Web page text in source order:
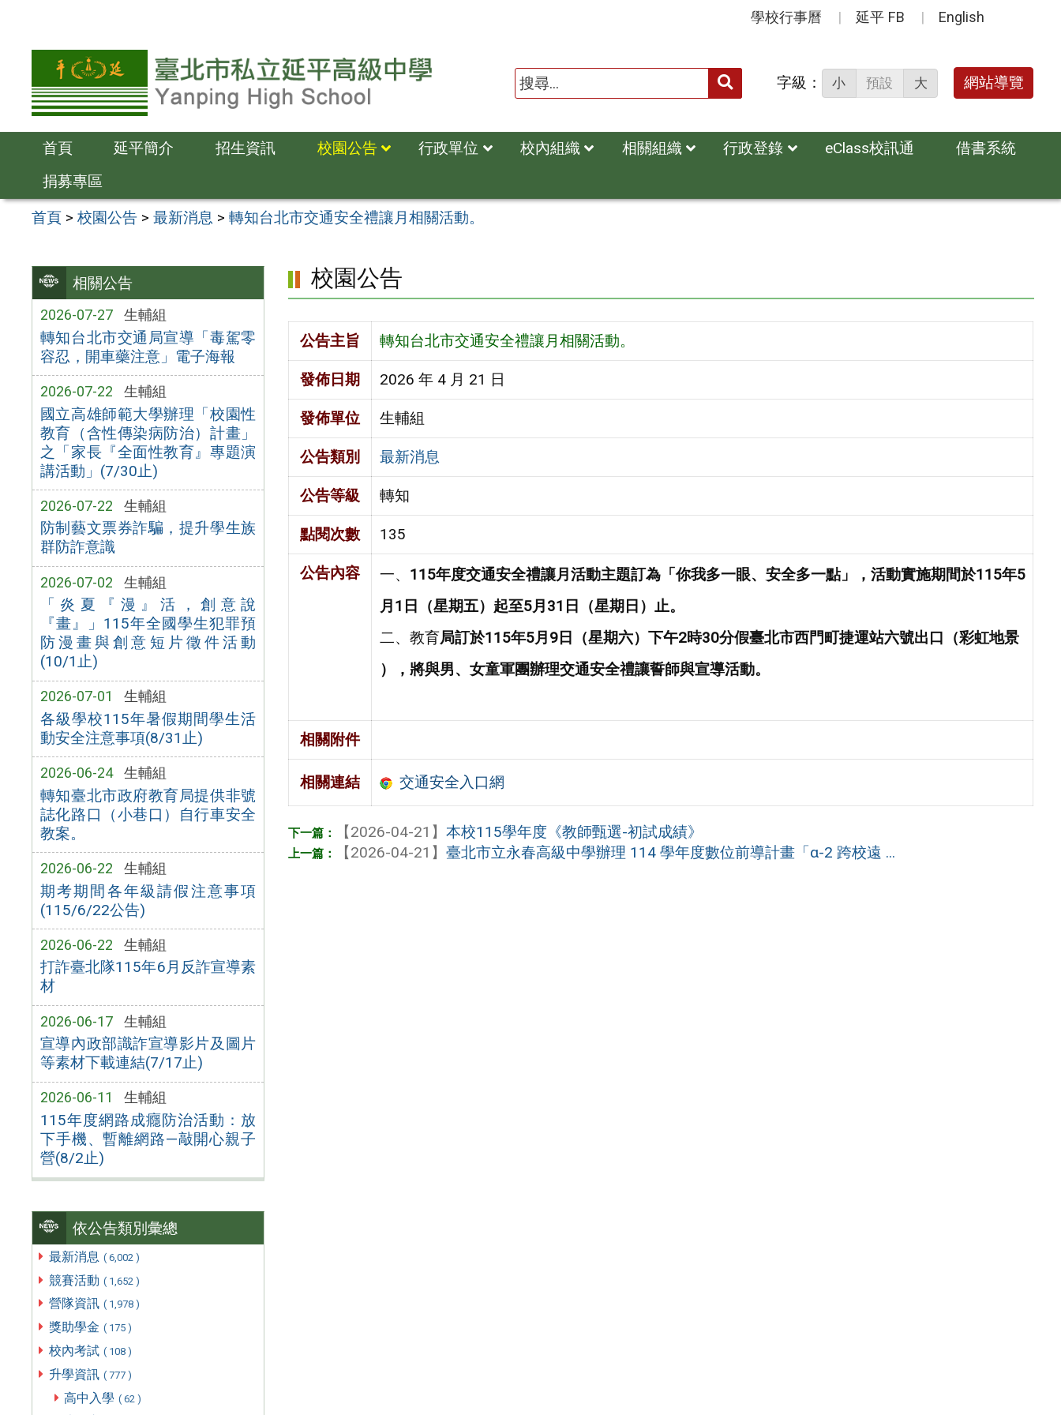
容
學校行事曆 延平 FB English
送出 字級： 小 預設 大 網站導覽
首頁 延平簡介 招生資訊 校園公告 行政單位 校內組織 相關組織 行政登錄 eClass校訊通
借書系統
捐募專區
首頁 >校園公告 >最新消息 >轉知台北市交通安全禮讓月相關活動。
相關公告
2026-07-27 生輔組
轉知台北市交通局宣導「毒駕零
容忍，開車藥注意」電子海報
2026-07-22 生輔組
國立高雄師範大學辦理「校園性
教育（含性傳染病防治）計畫」
之「家長『全面性教育』專題演
講活動」(7/30止)
2026-07-22 生輔組
防制藝文票券詐騙，提升學生族
群防詐意識
2026-07-02 生輔組
「炎夏『漫』活，創意說
『畫』」115年全國學生犯罪預
防漫畫與創意短片徵件活動
(10/1止)
2026-07-01 生輔組
各級學校115年暑假期間學生活
動安全注意事項(8/31止)
2026-06-24 生輔組
轉知臺北市政府教育局提供非號
誌化路口（小巷口）自行車安全
教案。
2026-06-22 生輔組
期考期間各年級請假注意事項
(115/6/22公告)
2026-06-22 生輔組
打詐臺北隊115年6月反詐宣導素
材
2026-06-17 生輔組
宣導內政部識詐宣導影片及圖片
等素材下載連結(7/17止)
2026-06-11 生輔組
115年度網路成癮防治活動：放
下手機、暫離網路—敲開心親子
營(8/2止)
依公告類別彙總
最新消息 ( 6,002 )
競賽活動 ( 1,652 )
營隊資訊 ( 1,978 )
獎助學金 ( 175 )
校內考試 ( 108 )
升學資訊 ( 777 )
高中入學 ( 62 )
校園公告
公告主旨 轉知台北市交通安全禮讓月相關活動。
發佈日期 2026 年 4 月 21 日
發佈單位 生輔組
公告類別 最新消息
公告等級 轉知
點閱次數 135
公告內容 一、 115年度交通安全禮讓月 活動主題訂為「你我多一眼、 安全多一點」 ， 活動實施期 間於115年5
月 1 日 （星期五） 起至5月 31 日 （星期 日 ） 止。
二、教育局訂於115年5月 9日 （星期六） 下午2時30分假臺北市西門町捷運站六號出口 （彩虹地景
）
， 將與男、 女童軍團辦理交通安全禮讓誓師與宣導活動。
相關附件
相關連結 交通安全入口網
【2026-04-21】本校115學年度《教師甄選-初試成績》
【2026-04-21】臺北市立永春高級中學辦理 114 學年度數位前導計畫「α-2 跨校遠 ...